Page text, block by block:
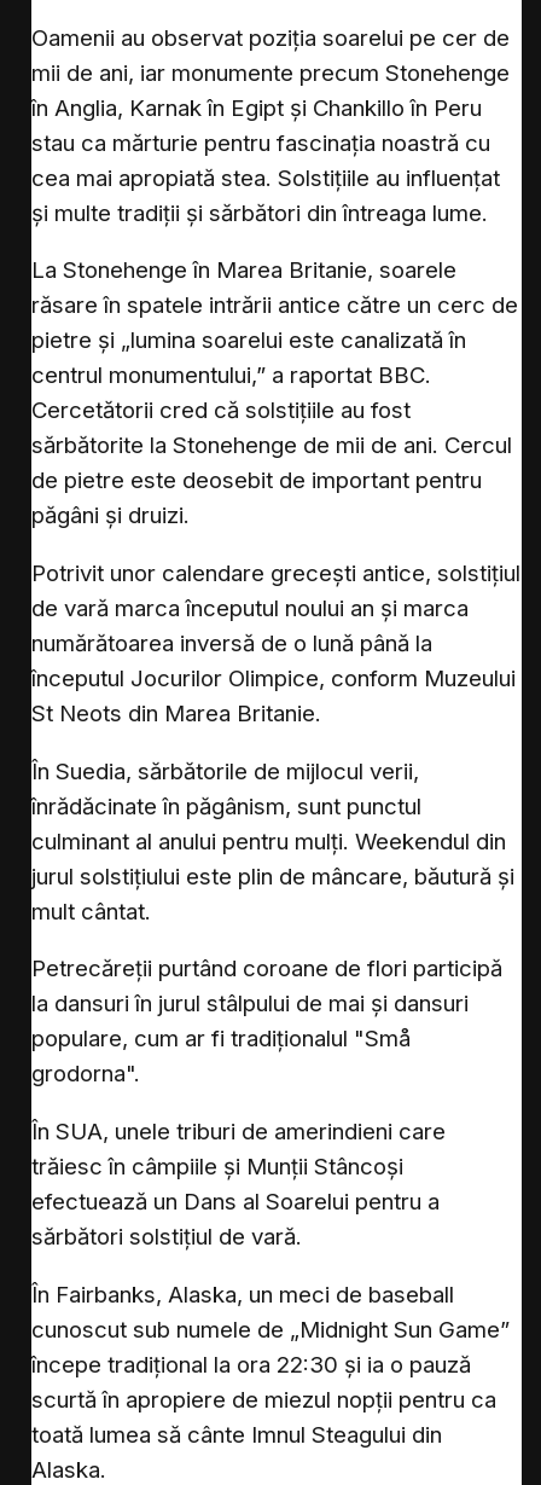
Oamenii au observat poziția soarelui pe cer de
mii de ani, iar monumente precum Stonehenge
în Anglia, Karnak în Egipt și Chankillo în Peru
stau ca mărturie pentru fascinația noastră cu
cea mai apropiată stea. Solstițiile au influențat
și multe tradiții și sărbători din întreaga lume.
La Stonehenge în Marea Britanie, soarele
răsare în spatele intrării antice către un cerc de
pietre și „lumina soarelui este canalizată în
centrul monumentului,” a raportat BBC.
Cercetătorii cred că solstițiile au fost
sărbătorite la Stonehenge de mii de ani. Cercul
de pietre este deosebit de important pentru
păgâni și druizi.
Potrivit unor calendare grecești antice, solstițiul
de vară marca începutul noului an și marca
numărătoarea inversă de o lună până la
începutul Jocurilor Olimpice, conform Muzeului
St Neots din Marea Britanie.
În Suedia, sărbătorile de mijlocul verii,
înrădăcinate în păgânism, sunt punctul
culminant al anului pentru mulți. Weekendul din
jurul solstițiului este plin de mâncare, băutură și
mult cântat.
Petrecăreții purtând coroane de flori participă
la dansuri în jurul stâlpului de mai și dansuri
populare, cum ar fi tradiționalul "Små
grodorna".
În SUA, unele triburi de amerindieni care
trăiesc în câmpiile și Munții Stâncoși
efectuează un Dans al Soarelui pentru a
sărbători solstițiul de vară.
În Fairbanks, Alaska, un meci de baseball
cunoscut sub numele de „Midnight Sun Game”
începe tradițional la ora 22:30 și ia o pauză
scurtă în apropiere de miezul nopții pentru ca
toată lumea să cânte Imnul Steagului din
Alaska.